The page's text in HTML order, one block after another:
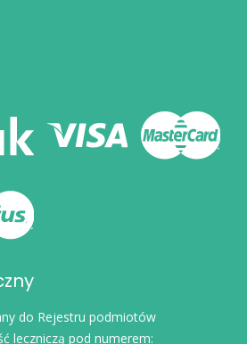
do Rejestru podmiotów
leczniczą pod numerem: